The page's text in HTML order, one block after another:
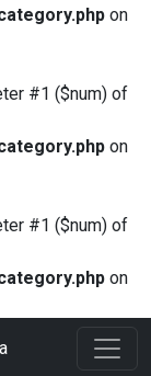
on
#1 ($num) of
on
#1 ($num) of
on